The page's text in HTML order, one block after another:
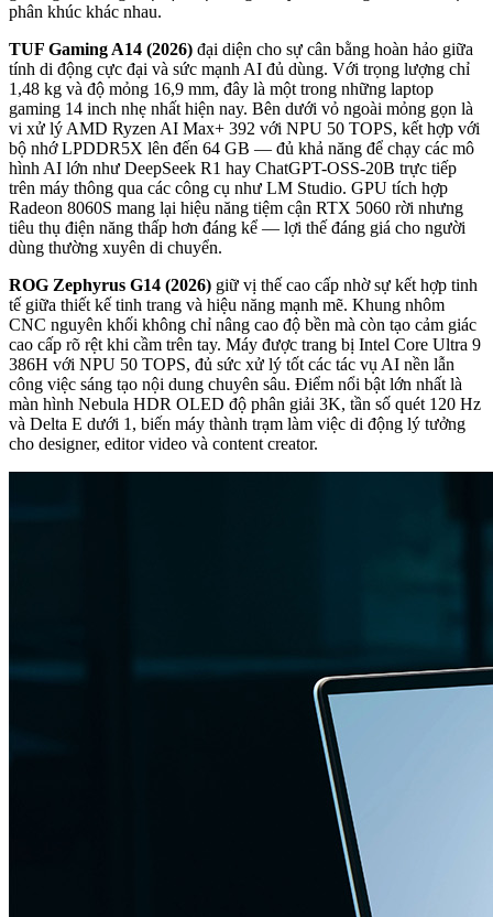
phân khúc khác nhau.
TUF Gaming A14 (2026) đại diện cho sự cân bằng hoàn hảo giữa
tính di động cực đại và sức mạnh AI đủ dùng. Với trọng lượng chỉ
1,48 kg và độ mỏng 16,9 mm, đây là một trong những laptop
gaming 14 inch nhẹ nhất hiện nay. Bên dưới vỏ ngoài mỏng gọn là
vi xử lý AMD Ryzen AI Max+ 392 với NPU 50 TOPS, kết hợp với
bộ nhớ LPDDR5X lên đến 64 GB — đủ khả năng để chạy các mô
hình AI lớn như DeepSeek R1 hay ChatGPT-OSS-20B trực tiếp
trên máy thông qua các công cụ như LM Studio. GPU tích hợp
Radeon 8060S mang lại hiệu năng tiệm cận RTX 5060 rời nhưng
tiêu thụ điện năng thấp hơn đáng kể — lợi thế đáng giá cho người
dùng thường xuyên di chuyển.
ROG Zephyrus G14 (2026) giữ vị thế cao cấp nhờ sự kết hợp tinh
tế giữa thiết kế tinh trang và hiệu năng mạnh mẽ. Khung nhôm
CNC nguyên khối không chỉ nâng cao độ bền mà còn tạo cảm giác
cao cấp rõ rệt khi cầm trên tay. Máy được trang bị Intel Core Ultra 9
386H với NPU 50 TOPS, đủ sức xử lý tốt các tác vụ AI nền lẫn
công việc sáng tạo nội dung chuyên sâu. Điểm nổi bật lớn nhất là
màn hình Nebula HDR OLED độ phân giải 3K, tần số quét 120 Hz
và Delta E dưới 1, biến máy thành trạm làm việc di động lý tưởng
cho designer, editor video và content creator.